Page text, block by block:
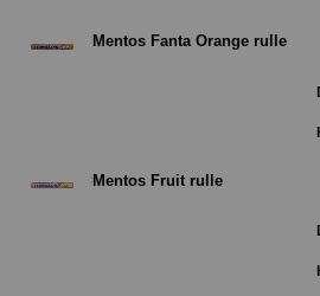
Mentos Fanta Orange rulle
Mentos Fruit rulle